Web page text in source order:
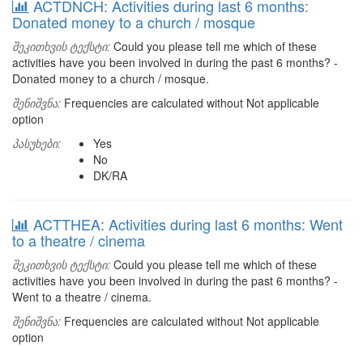
ACTDNCH: Activities during last 6 months:
Donated money to a church / mosque
შეკითხვის ტექსტი: Could you please tell me which of these
activities have you been involved in during the past 6 months? -
Donated money to a church / mosque.
შენიშვნა: Frequencies are calculated without Not applicable
option
პასუხები:
Yes
No
DK/RA
ACTTHEA: Activities during last 6 months: Went
to a theatre / cinema
შეკითხვის ტექსტი: Could you please tell me which of these
activities have you been involved in during the past 6 months? -
Went to a theatre / cinema.
შენიშვნა: Frequencies are calculated without Not applicable
option